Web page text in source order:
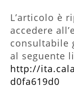
L’articolo è
accedere
consultabile
al seguente
http://
d0fa619d0